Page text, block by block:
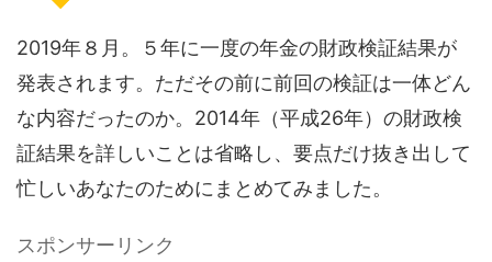
2019年８月。５年に一度の年金の財政検証結果が
発表されます。ただその前に前回の検証は一体どん
な内容だったのか。2014年（平成26年）の財政検
証結果を詳しいことは省略し、要点だけ抜き出して
忙しいあなたのためにまとめてみました。
スポンサーリンク